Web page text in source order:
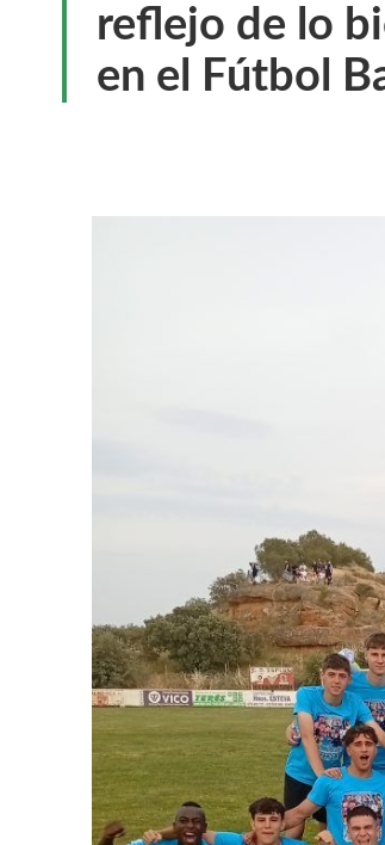
reflejo de lo
en el Fútbol